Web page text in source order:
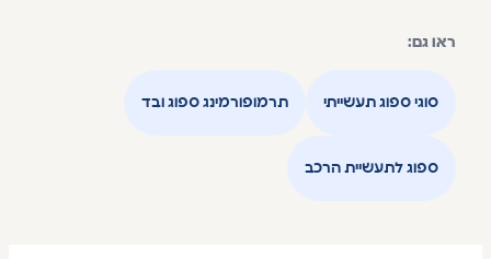
ראו גם:
סוגי ספוג תעשייתי תרמופורמינג ספוג ובד
ספוג לתעשיית הרכב